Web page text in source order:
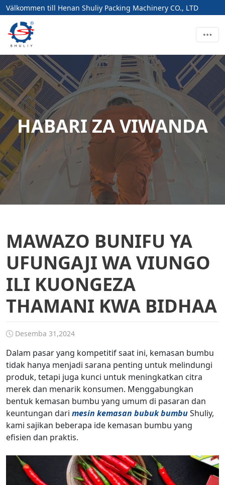
Välkommen till Henan Shuliy Packing Machinery CO., LTD
HABARI ZA VIWANDA
MAWAZO BUNIFU YA
UFUNGAJI WA VIUNGO
ILI KUONGEZA
THAMANI KWA BIDHAA
Desemba 31,2024
Dalam pasar yang kompetitif saat ini, kemasan bumbu
tidak hanya menjadi sarana penting untuk melindungi
produk, tetapi juga kunci untuk meningkatkan citra
merek dan menarik konsumen. Menggabungkan
bentuk kemasan bumbu yang umum di pasaran dan
keuntungan dari mesin kemasan bubuk bumbuShuliy,
kami sajikan beberapa ide kemasan bumbu yang
efisien dan praktis.